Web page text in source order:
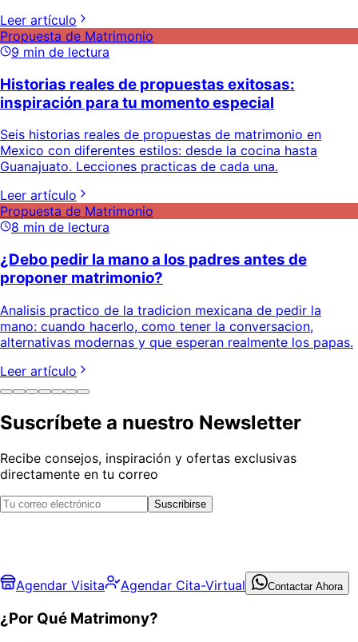
Leer artículo
Propuesta de Matrimonio
9 min de lectura
Historias reales de propuestas exitosas:
inspiración para tu momento especial
Seis historias reales de propuestas de matrimonio en
Mexico con diferentes estilos: desde la cocina hasta
Guanajuato. Lecciones practicas de cada una.
Leer artículo
Propuesta de Matrimonio
8 min de lectura
¿Debo pedir la mano a los padres antes de
proponer matrimonio?
Analisis practico de la tradicion mexicana de pedir la
mano: cuando hacerlo, como tener la conversacion,
alternativas modernas y que esperan realmente los papas.
Leer artículo
Suscríbete a nuestro Newsletter
Recibe consejos, inspiración y ofertas exclusivas
directamente en tu correo
Suscribirse
Agendar Visita Agendar Cita-Virtual Contactar Ahora
¿Por Qué Matrimony?